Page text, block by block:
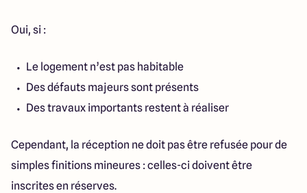
Oui, si :
Le logement n’est pas habitable
Des défauts majeurs sont présents
Des travaux importants restent à réaliser
Cependant, la réception ne doit pas être refusée pour de
simples finitions mineures : celles-ci doivent être
inscrites en réserves.